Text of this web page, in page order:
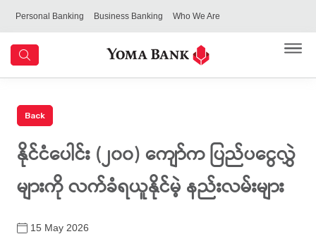
Personal Banking Business Banking Who We Are
နိုင်ငံပေါင်း (၂၀၀) ကျော်က ပြည်ပငွေလွှဲ
များကို လက်ခံရယူနိုင်မဲ့ နည်းလမ်းများ
15 May 2026